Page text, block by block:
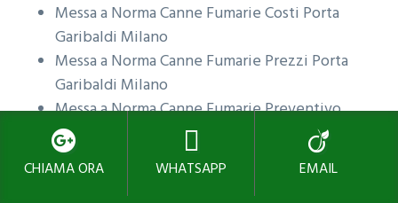
Messa a Norma Canne Fumarie Costi Porta
Garibaldi Milano
Messa a Norma Canne Fumarie Prezzi Porta
Garibaldi Milano
Messa a Norma Canne Fumarie Preventivo
Porta Garibaldi Milano
Messa a Norma Canne Fumarie Offerta Porta
Garibaldi Milano
CHIAMA ORA WHATSAPP EMAIL